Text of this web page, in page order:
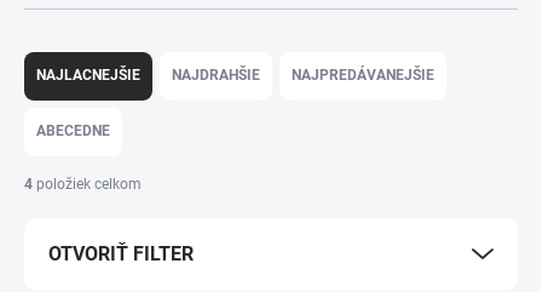
Radenie produktov
NAJLACNEJŠIE NAJDRAHŠIE NAJPREDÁVANEJŠIE
ABECEDNE
4 položiek celkom
OTVORIŤ FILTER